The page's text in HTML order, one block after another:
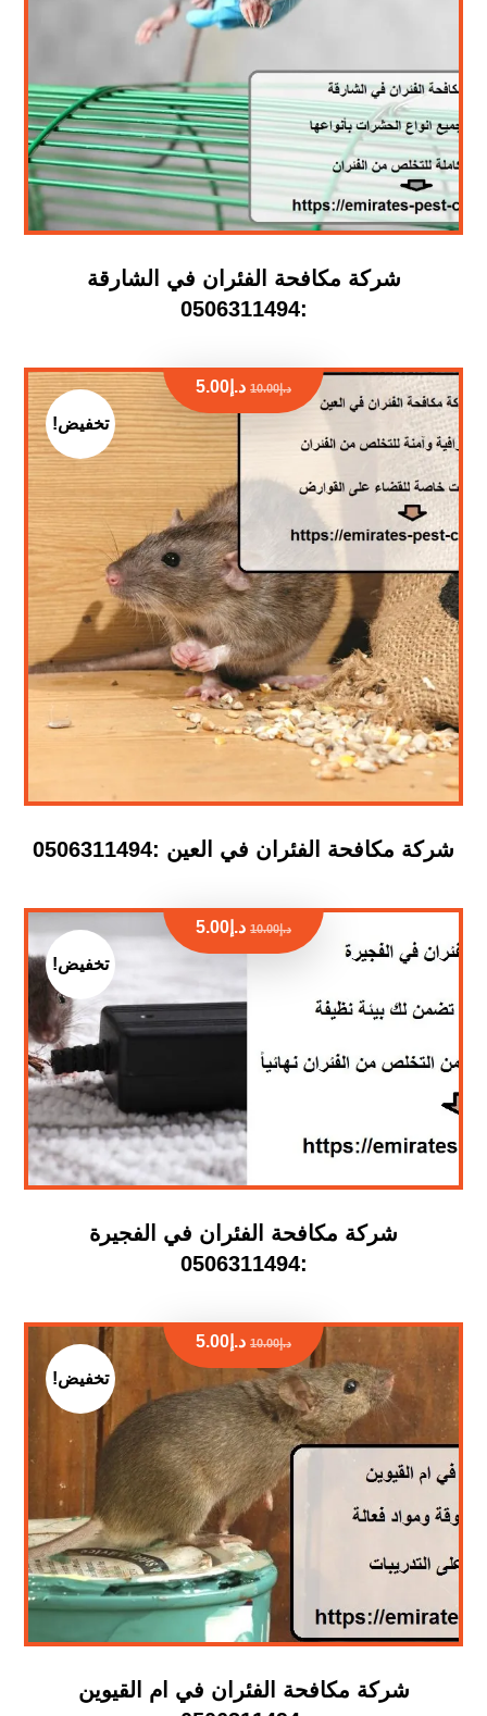
شركة مكافحة الفئران في الشارقة
:0506311494
شركة مكافحة الفئران في العين :0506311494
د.إ10.00 د.إ 5.00
تخفيض!
شركة مكافحة الفئران في الفجيرة
:0506311494
د.إ10.00 د.إ 5.00
تخفيض!
شركة مكافحة الفئران في ام القيوين
د.إ10.00 د.إ 5.00
تخفيض!